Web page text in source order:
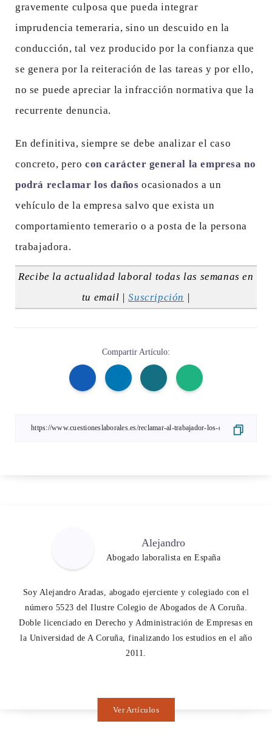
gravemente culposa que pueda integrar
imprudencia temeraria, sino un descuido en la
conducción, tal vez producido por la confianza que
se genera por la reiteración de las tareas y por ello,
no se puede apreciar la infracción normativa que la
recurrente denuncia.
En definitiva, siempre se debe analizar el caso
concreto, pero con carácter general la empresa no
podrá reclamar los daños ocasionados a un
vehículo de la empresa salvo que exista un
comportamiento temerario o a posta de la persona
trabajadora.
Recibe la actualidad laboral todas las semanas en
tu email |Suscripción
Compartir Artículo:
Alejandro
Abogado laboralista en España
Soy Alejandro Aradas, abogado ejerciente y colegiado con el
número 5523 del Ilustre Colegio de Abogados de A Coruña.
Doble licenciado en Derecho y Administración de Empresas en
la Universidad de A Coruña, finalizando los estudios en el año
2011.
Ver Artículos